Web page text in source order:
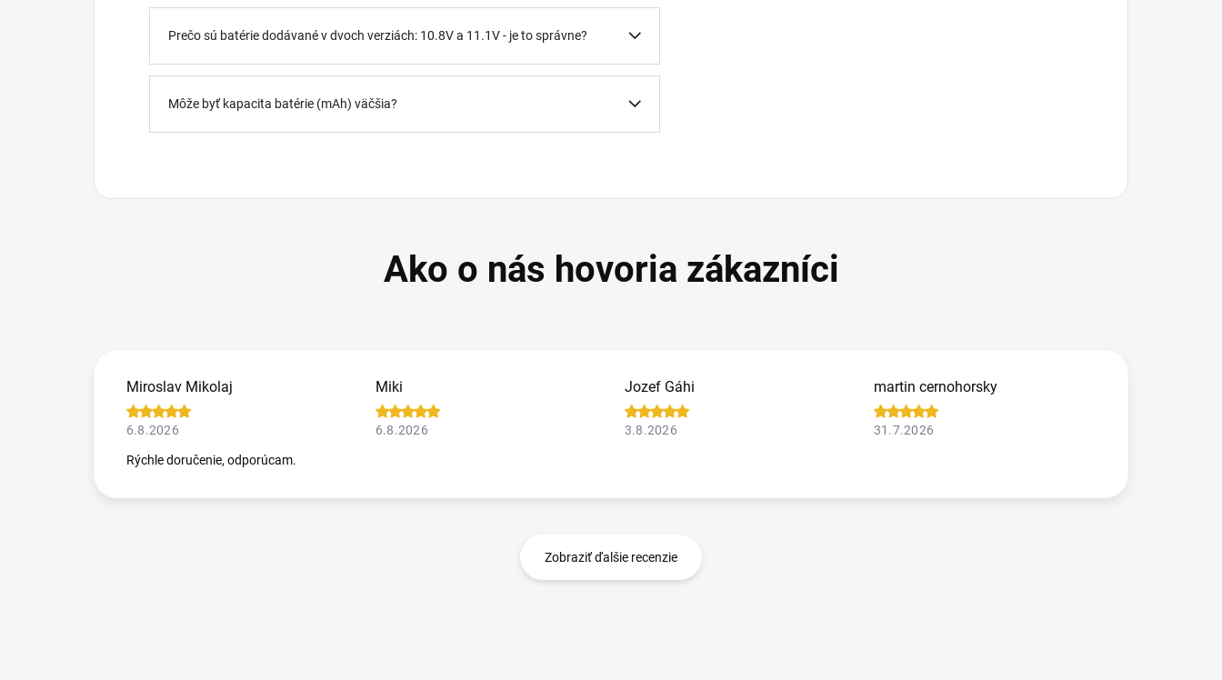
Prečo sú batérie dodávané v dvoch verziách: 10.8V a 11.1V - je to správne?
Môže byť kapacita batérie (mAh) väčšia?
Miroslav Mikolaj
6.8.2026
Rýchle doručenie, odporúcam.
Miki
6.8.2026
Jozef Gáhi
3.8.2026
martin cernohorsky
31.7.2026
Zobraziť ďalšie recenzie